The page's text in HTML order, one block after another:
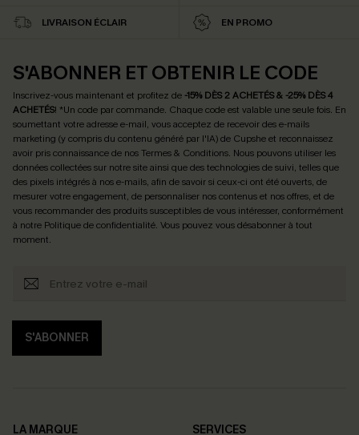
LIVRAISON ÉCLAIR EN PROMO
S'ABONNER ET OBTENIR LE CODE
Inscrivez-vous maintenant et profitez de -15% DÈS 2 ACHETÉS & -25% DÈS 4
ACHETÉS! *Un code par commande. Chaque code est valable une seule fois. En
soumettant votre adresse e-mail, vous acceptez de recevoir des e-mails
marketing (y compris du contenu généré par l'IA) de Cupshe et reconnaissez
avoir pris connaissance de nosTermes & Conditions. Nous pouvons utiliser les
données collectées sur notre site ainsi que des technologies de suivi, telles que
des pixels intégrés à nos e-mails, afin de savoir si ceux-ci ont été ouverts, de
mesurer votre engagement, de personnaliser nos contenus et nos offres, et de
vous recommander des produits susceptibles de vous intéresser, conformément
à notre Politique de confidentialité. Vous pouvez vous désabonner à tout
moment.
S'ABONNER
LA MARQUE
SERVICES